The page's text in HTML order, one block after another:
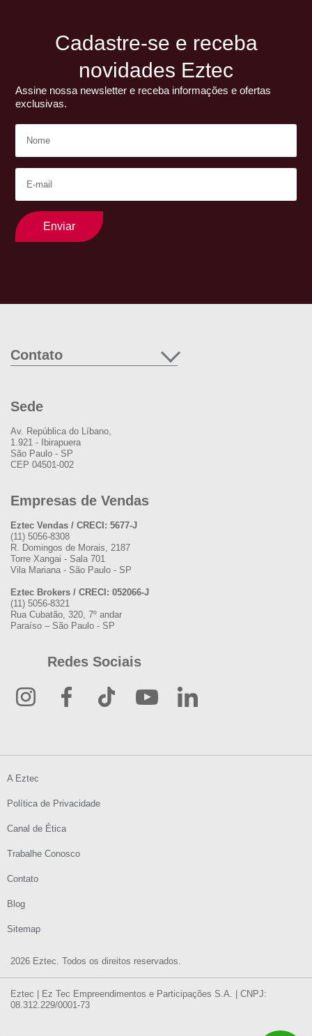
Cadastre-se e receba
novidades Eztec
Assine nossa newsletter e receba informações e ofertas
exclusivas.
Enviar
Contato
Sede
Av. República do Líbano,
1.921 - Ibirapuera
São Paulo - SP
CEP 04501-002
Empresas de Vendas
Eztec Vendas / CRECI: 5677-J
(11) 5056-8308
R. Domingos de Morais, 2187
Torre Xangai - Sala 701
Vila Mariana - São Paulo - SP
Eztec Brokers / CRECI: 052066-J
(11) 5056-8321
Rua Cubatão, 320, 7º andar
Paraíso – São Paulo - SP
Redes Sociais
2026 Eztec. Todos os direitos reservados.
A Eztec
Política de Privacidade
Canal de Ética
Trabalhe Conosco
Contato
Blog
Sitemap
Eztec | Ez Tec Empreendimentos e Participações S.A. | CNPJ:
08.312.229/0001-73